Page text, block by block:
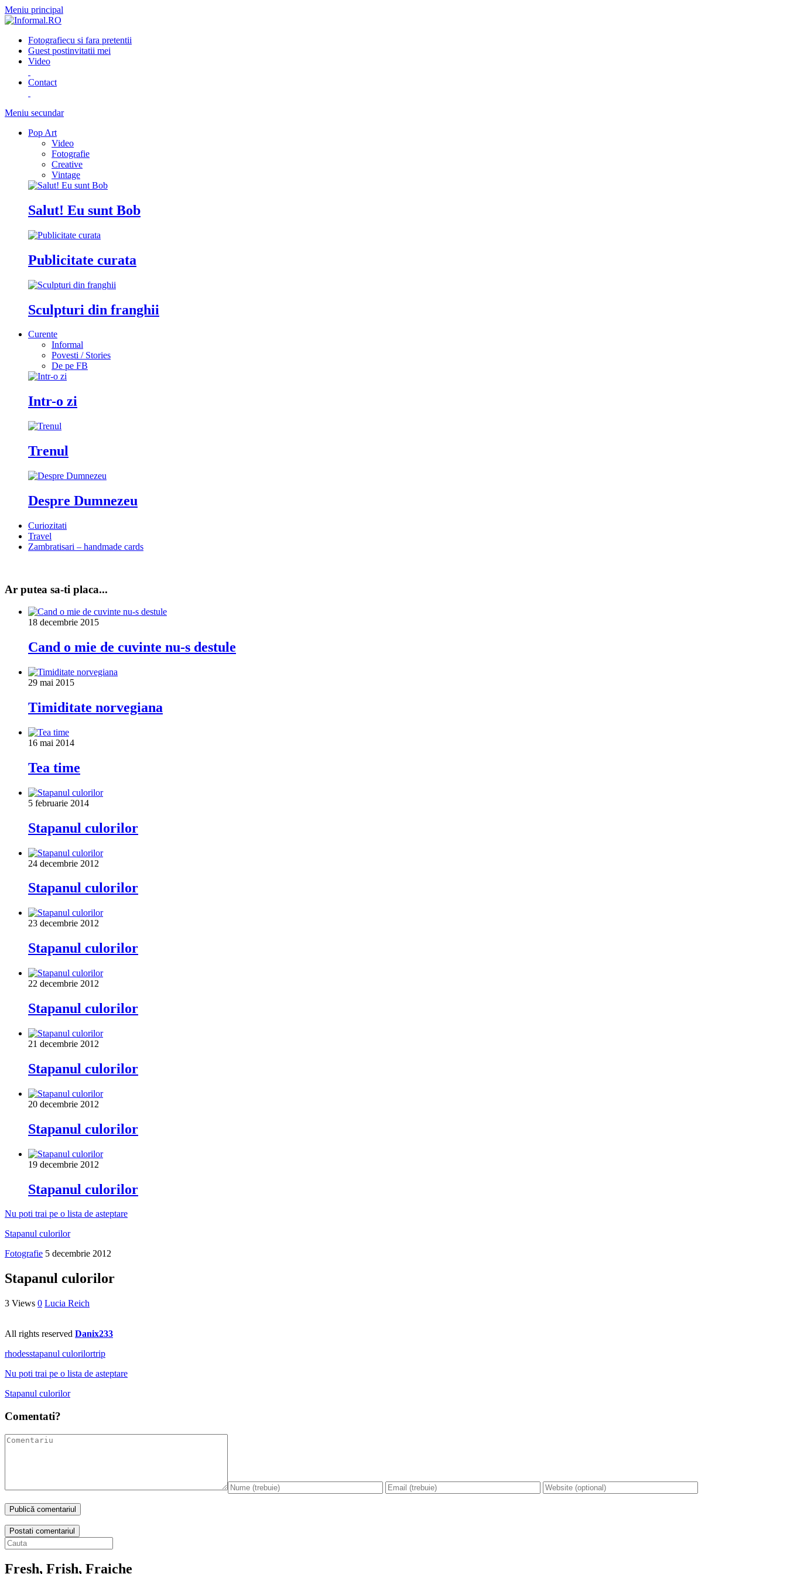
Meniu principal
Fotografiecu si fara pretentii
Guest postinvitatii mei
Video
Contact
Meniu secundar
Pop Art
Video
Fotografie
Creative
Vintage
Salut! Eu sunt Bob
Publicitate curata
Sculpturi din franghii
Curente
Informal
Povesti / Stories
De pe FB
Intr-o zi
Trenul
Despre Dumnezeu
Curiozitati
Travel
Zambratisari – handmade cards
Ar putea sa-ti placa...
18 decembrie 2015
Cand o mie de cuvinte nu-s destule
29 mai 2015
Timiditate norvegiana
16 mai 2014
Tea time
5 februarie 2014
Stapanul culorilor
24 decembrie 2012
Stapanul culorilor
23 decembrie 2012
Stapanul culorilor
22 decembrie 2012
Stapanul culorilor
21 decembrie 2012
Stapanul culorilor
20 decembrie 2012
Stapanul culorilor
19 decembrie 2012
Stapanul culorilor
Nu poti trai pe o lista de asteptare
Stapanul culorilor
Fotografie 5 decembrie 2012
Stapanul culorilor
3 Views 0 Lucia Reich
All rights reserved Danix233
rhodesstapanul culorilortrip
Nu poti trai pe o lista de asteptare
Stapanul culorilor
Comentati?
Postati comentariul
Fresh, Frish, Fraiche